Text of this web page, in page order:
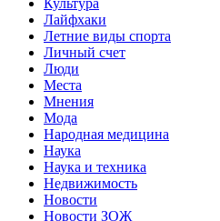
Лайфхаки
Летние виды спорта
Личный счет
Люди
Места
Мнения
Мода
Народная медицина
Наука
Наука и техника
Недвижимость
Новости
Новости ЗОЖ